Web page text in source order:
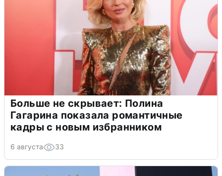
Больше не скрывает: Полина
Гагарина показала романтичные
кадры с новым избранником
6 августа 33